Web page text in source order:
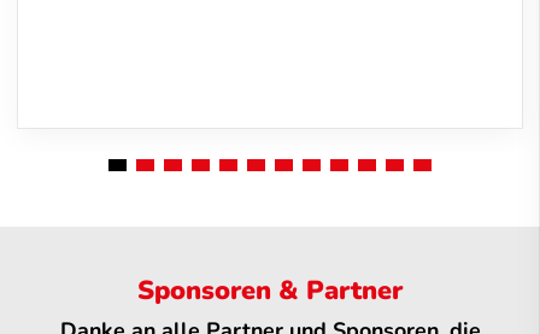
Sponsoren & Partner